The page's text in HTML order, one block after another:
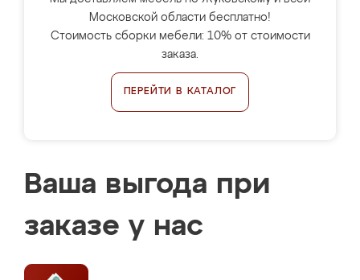
Московской области бесплатно!
Стоимость сборки мебели: 10% от стоимости
заказа.
ПЕРЕЙТИ В КАТАЛОГ
Ваша выгода при
заказе у нас